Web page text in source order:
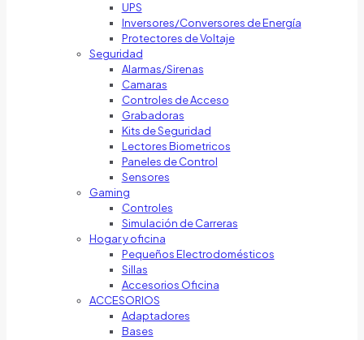
UPS
Inversores/Conversores de Energía
Protectores de Voltaje
Seguridad
Alarmas/Sirenas
Camaras
Controles de Acceso
Grabadoras
Kits de Seguridad
Lectores Biometricos
Paneles de Control
Sensores
Gaming
Controles
Simulación de Carreras
Hogar y oficina
Pequeños Electrodomésticos
Sillas
Accesorios Oficina
ACCESORIOS
Adaptadores
Bases